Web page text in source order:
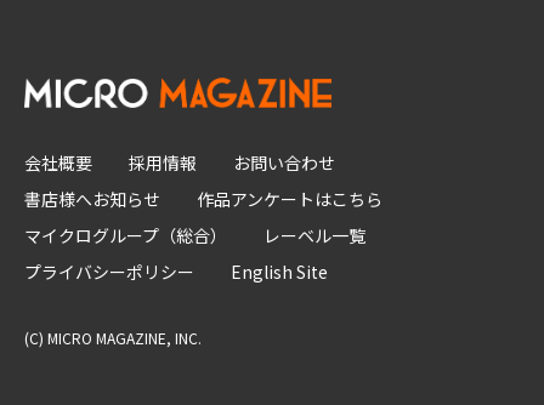
会社概要 採用情報
お問い合わせ
書店様へお知らせ
作品アンケートはこちら
マイクログループ（総合）
レーベル一覧
プライバシーポリシー
English Site
(C) MICRO MAGAZINE, INC.